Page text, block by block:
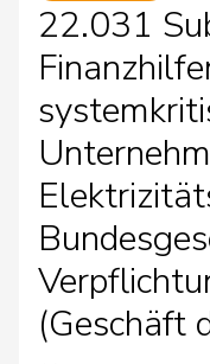
22.031
(Geschäft